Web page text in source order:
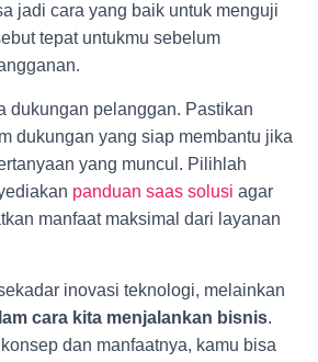
jadi cara yang baik untuk menguji
tepat untukmu sebelum
dukungan pelanggan. Pastikan
dukungan yang siap membantu jika
yang muncul. Pilihlah
panduan saas solusi agar
manfaat maksimal dari layanan
inovasi teknologi, melainkan
cara kita menjalankan bisnis.
dan manfaatnya, kamu bisa